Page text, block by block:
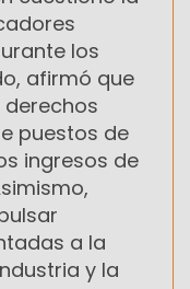
los
afirmó que
puestos de
ingresos de
a la
y la